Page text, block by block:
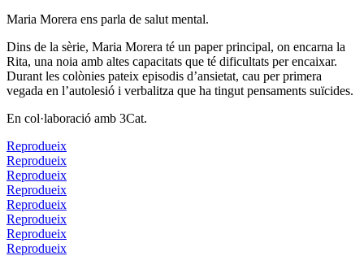
Maria Morera ens parla de salut mental.
Dins de la sèrie, Maria Morera té un paper principal, on encarna la
Rita, una noia amb altes capacitats que té dificultats per encaixar.
Durant les colònies pateix episodis d’ansietat, cau per primera
vegada en l’autolesió i verbalitza que ha tingut pensaments suïcides.
En col·laboració amb 3Cat.
Reprodueix
Reprodueix
Reprodueix
Reprodueix
Reprodueix
Reprodueix
Reprodueix
Reprodueix